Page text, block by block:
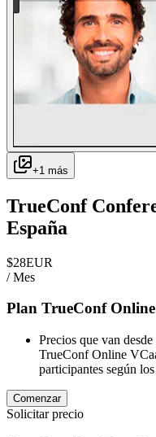
+1 más
TrueConf
España
$28EUR
/ Mes
Plan TrueConf Online
Precios que van
TrueConf Online
participantes según
Comenzar
Solicitar precio